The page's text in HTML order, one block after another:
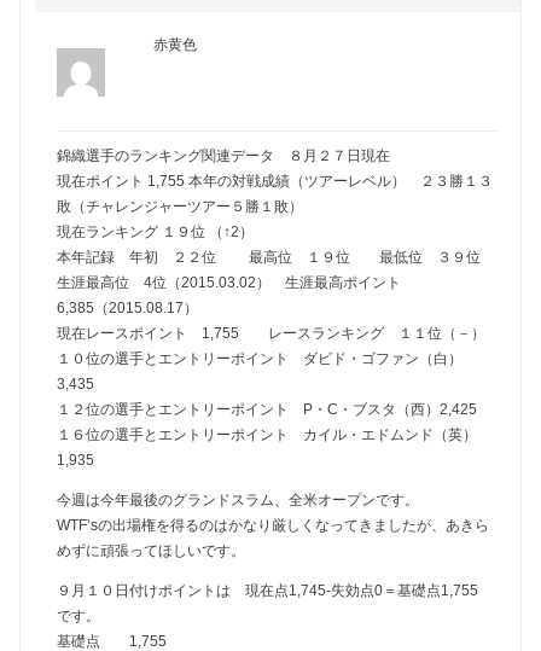
赤黄色
錦織選手のランキング関連データ ８月２７日現在
現在ポイント 1,755 本年の対戦成績（ツアーレベル） ２３勝１３
敗（チャレンジャーツアー５勝１敗）
現在ランキング １９位 （↑2）
本年記録 年初 ２２位 最高位 １９位 最低位 ３９位
生涯最高位 4位（2015.03.02） 生涯最高ポイント
6,385（2015.08.17）
現在レースポイント 1,755 レースランキング １１位（－）
１０位の選手とエントリーポイント ダビド・ゴファン（白）
3,435
１２位の選手とエントリーポイント P・C・ブスタ（西）2,425
１６位の選手とエントリーポイント カイル・エドムンド（英）
1,935
今週は今年最後のグランドスラム、全米オープンです。
WTF’sの出場権を得るのはかなり厳しくなってきましたが、あきら
めずに頑張ってほしいです。
９月１０日付けポイントは 現在点1,745-失効点0＝基礎点1,755
です。
基礎点 1,755